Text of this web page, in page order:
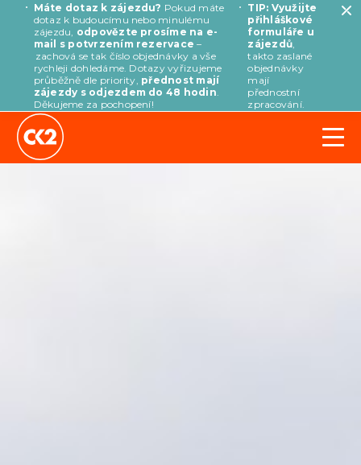
Máte dotaz k zájezdu? Pokud máte
dotaz k budoucímu nebo minulému
zájezdu, odpovězte prosíme na e-
mail s potvrzením rezervace –
zachová se tak číslo objednávky a vše
rychleji dohledáme. Dotazy vyřizujeme
průběžně dle priority, přednost mají
zájezdy s odjezdem do 48 hodin
Děkujeme za pochopení!
TIP: Využijte
přihláškové
formuláře u
zájezdů
takto zaslané
objednávky
mají
přednostní
zpracování.